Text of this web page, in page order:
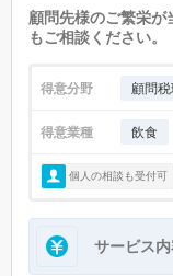
顧問先様のご繁栄
もご相談ください。
得意分野 顧問
得意業種 飲食
個人の相談も受付可
サービス